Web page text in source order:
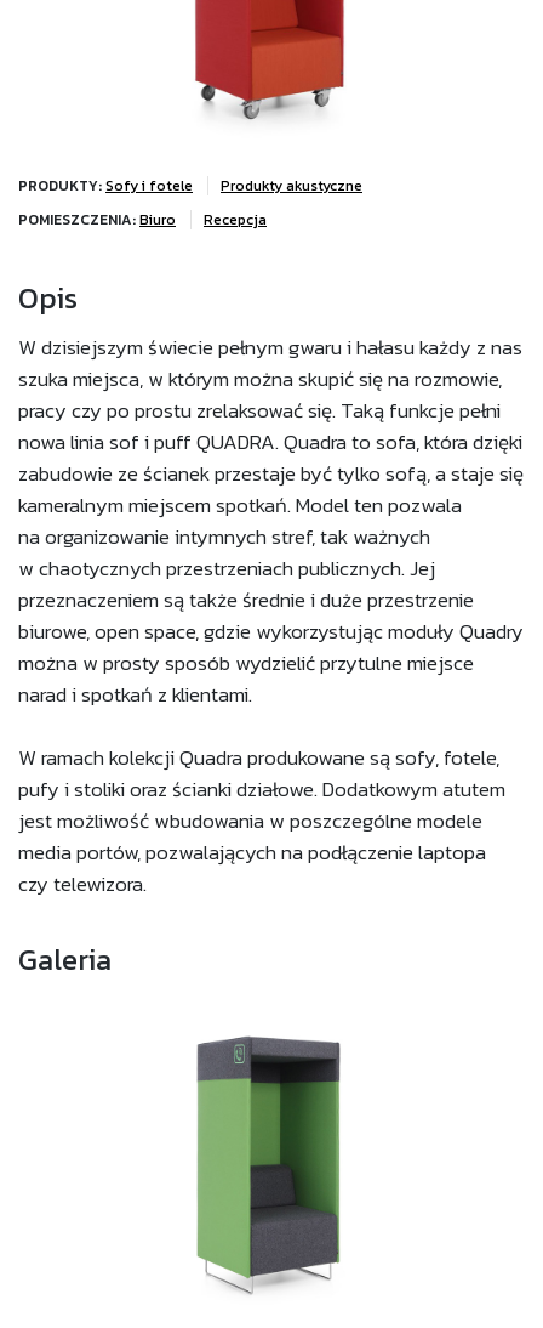
PRODUKTY:Sofy i fotele
Produkty akustyczne
POMIESZCZENIA:Biuro Recepcja
Opis
W dzisiejszym świecie pełnym gwaru i hałasu każdy z nas
szuka miejsca, w którym można skupić się na rozmowie,
pracy czy po prostu zrelaksować się. Taką funkcje pełni
nowa linia sof i puff QUADRA. Quadra to sofa, która dzięki
zabudowie ze ścianek przestaje być tylko sofą, a staje się
kameralnym miejscem spotkań. Model ten pozwala
na organizowanie intymnych stref, tak ważnych
w chaotycznych przestrzeniach publicznych. Jej
przeznaczeniem są także średnie i duże przestrzenie
biurowe, open space, gdzie wykorzystując moduły Quadry
można w prosty sposób wydzielić przytulne miejsce
narad i spotkań z klientami.
W ramach kolekcji Quadra produkowane są sofy, fotele,
pufy i stoliki oraz ścianki działowe. Dodatkowym atutem
jest możliwość wbudowania w poszczególne modele
media portów, pozwalających na podłączenie laptopa
czy telewizora.
Galeria